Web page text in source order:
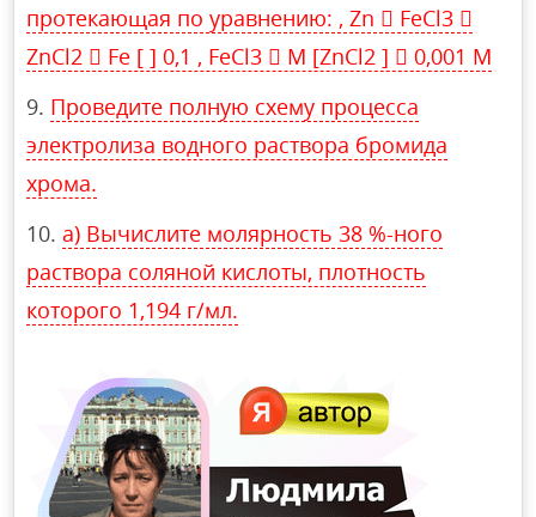
протекающая по уравнению: , Zn  FeCl3 
ZnCl2  Fe [ ] 0,1 , FeCl3  М [ZnCl2 ]  0,001 М
Проведите полную схему процесса
электролиза водного раствора бромида
хрома.
а) Вычислите молярность 38 %-ного
раствора соляной кислоты, плотность
которого 1,194 г/мл.